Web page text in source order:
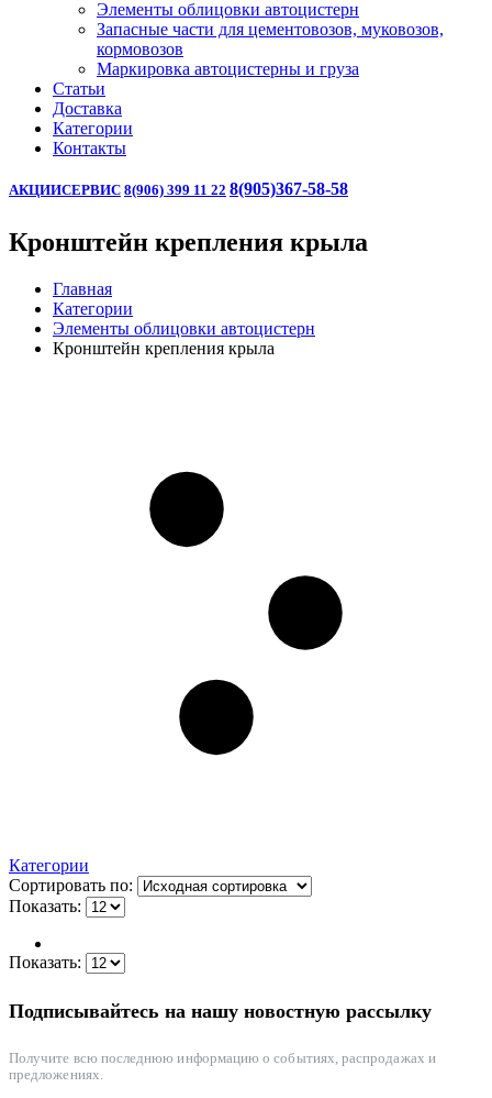
Элементы облицовки автоцистерн
Запасные части для цементовозов, муковозов,
кормовозов
Маркировка автоцистерны и груза
Статьи
Доставка
Категории
Контакты
АКЦИИСЕРВИС 8(906) 399 11 22 8(905)367-58-58
Кронштейн крепления крыла
Главная
Категории
Элементы облицовки автоцистерн
Кронштейн крепления крыла
Категории
Сортировать по:
Показать:
Показать:
Подписывайтесь на нашу новостную рассылку
Получите всю последнюю информацию о событиях, распродажах и
предложениях.